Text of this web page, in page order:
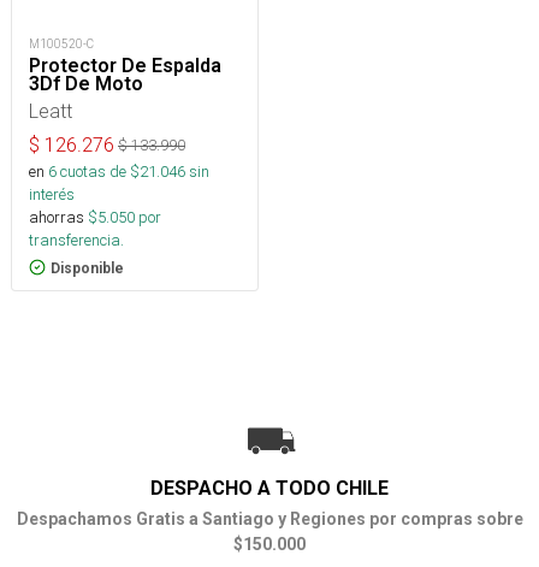
M100520-C
Protector De Espalda
3Df De Moto
Leatt
$ 126.276 $133.990
en 6cuotas de $21.046sin
interés
ahorras $5.050 por
transferencia.
Disponible
DESPACHO A TODO CHILE
Despachamos Gratis a Santiago y Regiones por compras sobre
$150.000